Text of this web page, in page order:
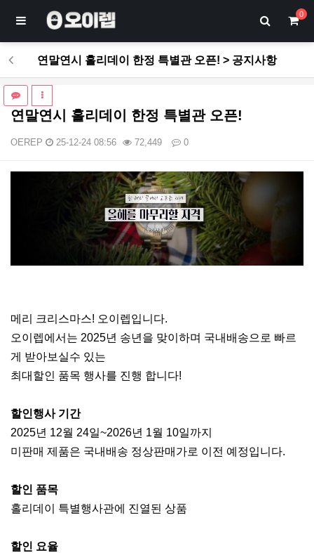
0
연말연시 홀리데이 한정 특별관 오픈! > 공지사항
연말연시 홀리데이 한정 특별관 오픈!
OEREP 25-12-24 08:56 72,449 0
메리 크리스마스! 오이렙입니다.
오이렙에서는 2025년 송년을 맞이하며 국내배송으로 빠르
게 받아보실수 있는
최대할인 품목 행사를 진행 합니다!
할인행사 기간
2025년 12월 24일~2026년 1월 10일까지
미판매 제품은 국내배송 정상판매가로 이전 예정입니다.
할인 품목
홀리데이 특별행사관에 진열된 상품
할인 요율